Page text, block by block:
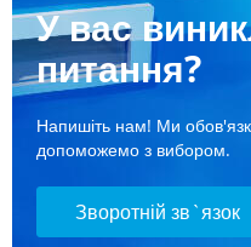
У вас
питання?
Напишіть нам! Ми
допоможемо з вибором.
Зворотній зв`язок